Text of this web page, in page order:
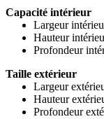
Capacité intérieur
Largeur
Hauteur
Profondeur
Taille extérieur
Largeur
Hauteur
Profondeur